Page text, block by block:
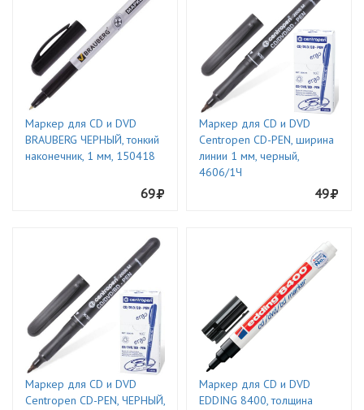
Маркер для CD и DVD
BRAUBERG ЧЕРНЫЙ, тонкий
наконечник, 1 мм, 150418
69
Маркер для CD и DVD
Centropen CD-PEN, ширина
линии 1 мм, черный,
4606/1Ч
49
Маркер для CD и DVD
Centropen CD-PEN, ЧЕРНЫЙ,
Маркер для CD и DVD
EDDING 8400, толщина